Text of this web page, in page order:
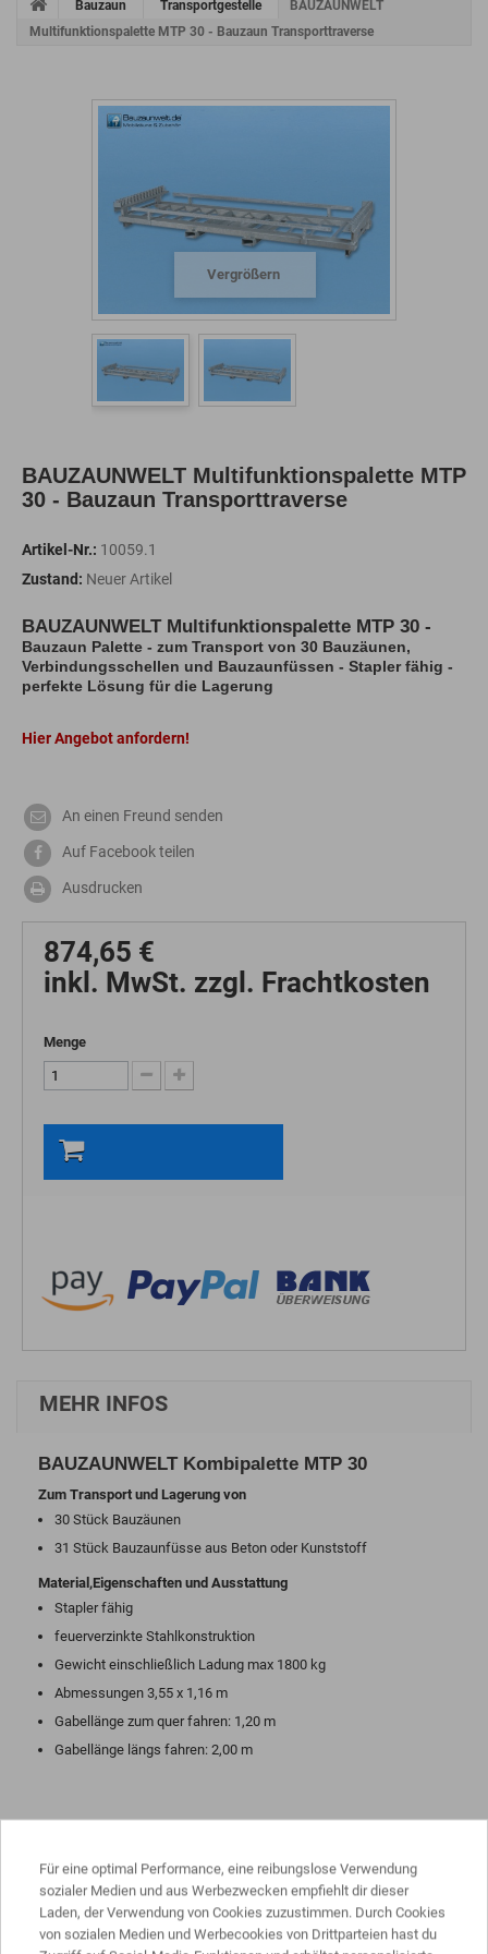
Bauzaun Transportgestelle
BAUZAUNWELT
Multifunktionspalette MTP 30 - Bauzaun Transporttraverse
Vergrößern
BAUZAUNWELT Multifunktionspalette MTP
30 - Bauzaun Transporttraverse
Artikel-Nr.: 10059.1
Zustand: Neuer Artikel
BAUZAUNWELT Multifunktionspalette MTP 30 -
Bauzaun Palette - zum Transport von 30 Bauzäunen,
Verbindungsschellen und Bauzaunfüssen - Stapler fähig -
perfekte Lösung für die Lagerung
Hier Angebot anfordern!
An einen Freund senden
Auf Facebook teilen
Ausdrucken
874,65 €
inkl. MwSt. zzgl. Frachtkosten
Menge
MEHR INFOS
BAUZAUNWELT Kombipalette MTP 30
Zum Transport und Lagerung von
30 Stück Bauzäunen
31 Stück Bauzaunfüsse aus Beton oder Kunststoff
Material,Eigenschaften und Ausstattung
Stapler fähig
feuerverzinkte Stahlkonstruktion
Gewicht einschließlich Ladung max 1800 kg
Abmessungen 3,55 x 1,16 m
Gabellänge zum quer fahren: 1,20 m
Gabellänge längs fahren: 2,00 m
PRODUKTDATEN
Abmessung L 3,55 x B 1,16 m
Für eine optimal Performance, eine reibungslose Verwendung
sozialer Medien und aus Werbezwecken empfiehlt dir dieser
Laden, der Verwendung von Cookies zuzustimmen. Durch Cookies
von sozialen Medien und Werbecookies von Drittparteien hast du